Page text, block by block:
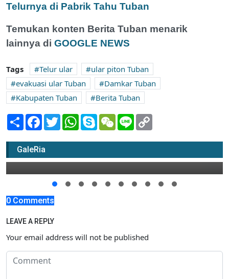
Telurnya di Pabrik Tahu Tuban
Temukan konten Berita Tuban menarik
lainnya di GOOGLE NEWS
Tags Telur ular
ular piton Tuban
evakuasi ular Tuban
Damkar Tuban
Kabupaten Tuban
Berita Tuban
Share Facebook
TwitterWhatsApp
SkypeWeChatLine
GaleRia
Lokasi Bunuh Diri Janda 45 Tahun di Tuban
25 Juli 2022 14:30
0 Comments
LEAVE A REPLY
Your email address will not be published